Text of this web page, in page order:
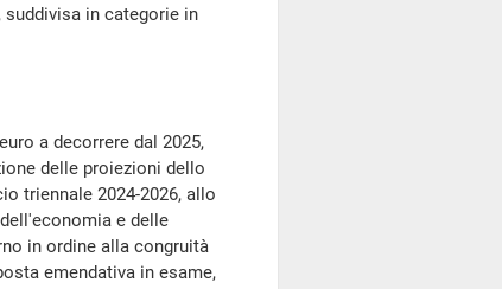
in categorie in
a decorrere dal 2025,
delle proiezioni dello
triennale 2024-2026, allo
e delle
in ordine alla congruità
emendativa in esame,